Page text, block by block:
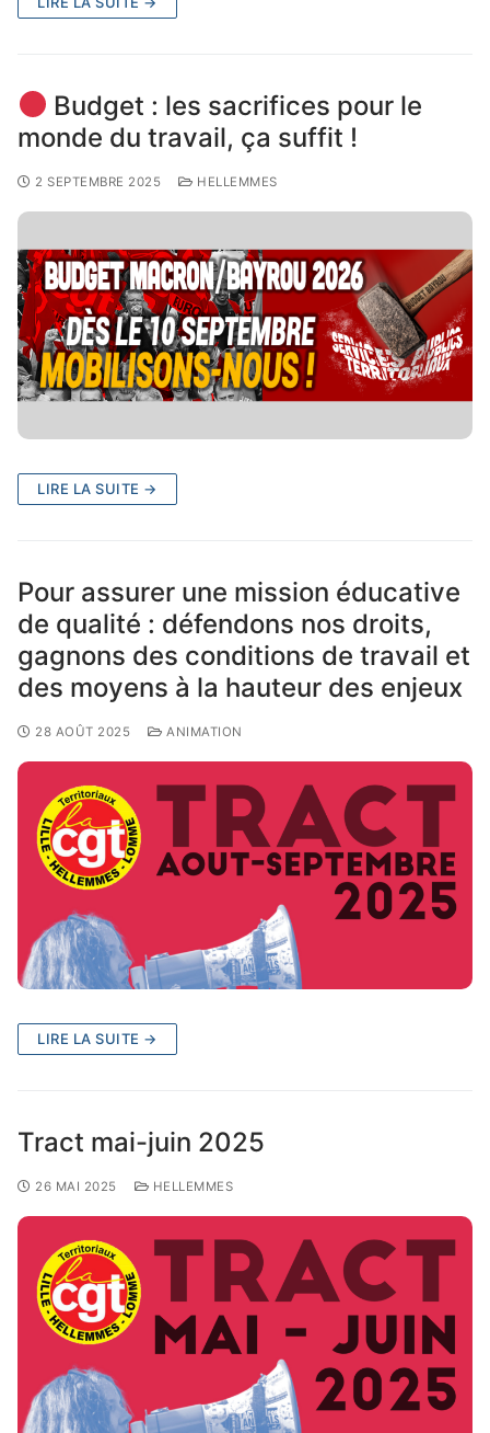
Budget : les sacrifices pour le
monde du travail, ça suffit !
2 SEPTEMBRE 2025 HELLEMMES
LIRE LA SUITE →
Pour assurer une mission éducative
de qualité : défendons nos droits,
gagnons des conditions de travail et
des moyens à la hauteur des enjeux
28 AOÛT 2025 ANIMATION
LIRE LA SUITE →
Tract mai-juin 2025
26 MAI 2025 HELLEMMES